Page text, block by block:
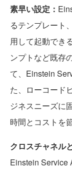
素早い設定：
るテンプレート
用して起動でき
ンプトなど既存
て、Einstein
た、ローコード
ジネスニーズに
時間とコストを
クロスチャネル
Einstein Service